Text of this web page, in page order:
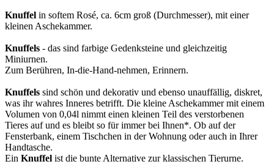
Knuffel in softem Rosé, ca. 6cm groß (Durchmesser), mit einer
kleinen Aschekammer.
Knuffels - das sind farbige Gedenksteine und gleichzeitig
Miniurnen.
Zum Berühren, In-die-Hand-nehmen, Erinnern.
Knuffels sind schön und dekorativ und ebenso unauffällig, diskret,
was ihr wahres Inneres betrifft. Die kleine Aschekammer mit einem
Volumen von 0,04l nimmt einen kleinen Teil des verstorbenen
Tieres auf und es bleibt so für immer bei Ihnen*. Ob auf der
Fensterbank, einem Tischchen in der Wohnung oder auch in Ihrer
Handtasche.
Ein Knuffel ist die bunte Alternative zur klassischen Tierurne.